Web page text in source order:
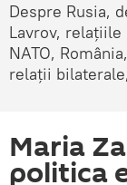
Despre Rusia,
Lavrov, relațiile
NATO,
relații
Maria
politica